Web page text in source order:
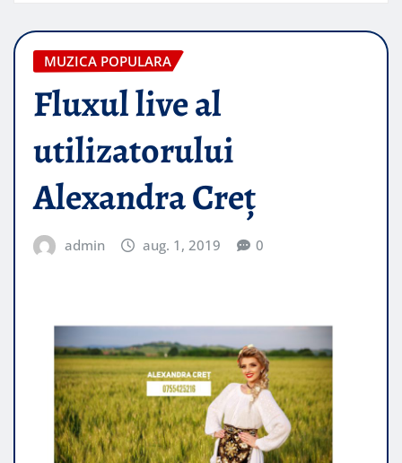
MUZICA POPULARA
Fluxul live al
utilizatorului
Alexandra Creț
admin aug. 1, 2019 0